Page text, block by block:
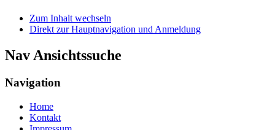
Zum Inhalt wechseln
Direkt zur Hauptnavigation und Anmeldung
Nav Ansichtssuche
Navigation
Home
Kontakt